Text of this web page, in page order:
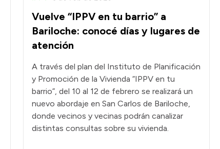
Vuelve “IPPV en tu barrio” a
Bariloche: conocé días y lugares de
atención
A través del plan del Instituto de Planificación
y Promoción de la Vivienda “IPPV en tu
barrio”, del 10 al 12 de febrero se realizará un
nuevo abordaje en San Carlos de Bariloche,
donde vecinos y vecinas podrán canalizar
distintas consultas sobre su vivienda.